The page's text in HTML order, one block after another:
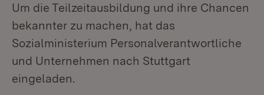
Um die Teilzeitausbildung und ihre Chancen
bekannter zu machen, hat das
Sozialministerium Personalverantwortliche
und Unternehmen nach Stuttgart
eingeladen.